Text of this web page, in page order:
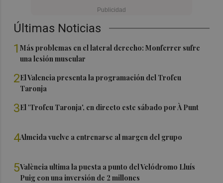
Últimas Noticias
1Más problemas en el lateral derecho: Monferrer sufre
una lesión muscular
2El Valencia presenta la programación del Trofeu
Taronja
3El 'Trofeu Taronja', en directo este sábado por À Punt
4Almeida vuelve a entrenarse al margen del grupo
5València ultima la puesta a punto del Velódromo Lluís
Puig con una inversión de 2 millones